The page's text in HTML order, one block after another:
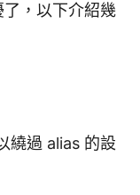
，以下介紹幾
繞過 alias 的設